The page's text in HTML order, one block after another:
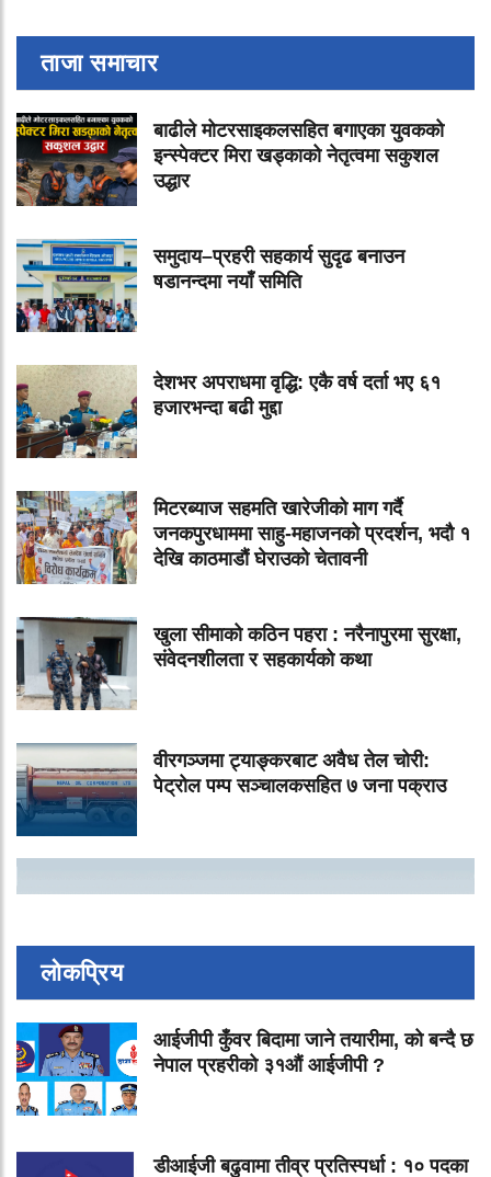
ताजा समाचार
बाढीले मोटरसाइकलसहित बगाएका युवकको
इन्स्पेक्टर मिरा खड्काको नेतृत्वमा सकुशल
उद्धार
समुदाय–प्रहरी सहकार्य सुदृढ बनाउन
षडानन्दमा नयाँ समिति
देशभर अपराधमा वृद्धि: एकै वर्ष दर्ता भए ६१
हजारभन्दा बढी मुद्दा
मिटरब्याज सहमति खारेजीको माग गर्दै
जनकपुरधाममा साहु-महाजनको प्रदर्शन, भदौ १
देखि काठमाडौं घेराउको चेतावनी
खुला सीमाको कठिन पहरा : नरैनापुरमा सुरक्षा,
संवेदनशीलता र सहकार्यको कथा
वीरगञ्जमा ट्याङ्करबाट अवैध तेल चोरी:
पेट्रोल पम्प सञ्चालकसहित ७ जना पक्राउ
लोकप्रिय
आईजीपी कुँवर बिदामा जाने तयारीमा, को बन्दै छ
नेपाल प्रहरीको ३१औं आईजीपी ?
डीआईजी बढुवामा तीव्र प्रतिस्पर्धा : १० पदका